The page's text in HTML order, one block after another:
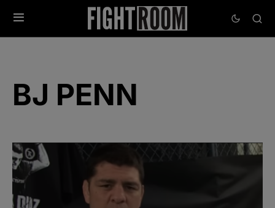
BJ PENN